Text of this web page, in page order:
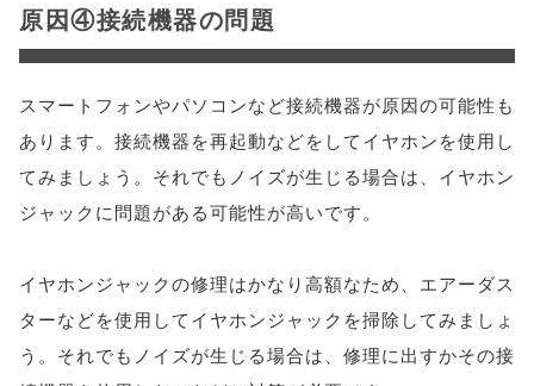
原因④接続機器の問題
スマートフォンやパソコンなど接続機器が原因の可能性も
あります。接続機器を再起動などをしてイヤホンを使用し
てみましょう。それでもノイズが生じる場合は、イヤホン
ジャックに問題がある可能性が高いです。
イヤホンジャックの修理はかなり高額なため、エアーダス
ターなどを使用してイヤホンジャックを掃除してみましょ
う。それでもノイズが生じる場合は、修理に出すかその接